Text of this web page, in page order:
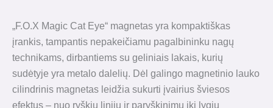
„F.O.X Magic Cat Eye“ magnetas yra kompaktiškas
įrankis, tampantis nepakeičiamu pagalbininku nagų
technikams, dirbantiems su geliniais lakais, kurių
sudėtyje yra metalo dalelių. Dėl galingo magnetinio lauko
cilindrinis magnetas leidžia sukurti įvairius šviesos
efektus – nuo ​​ryškių linijų ir paryškinimų iki lygių